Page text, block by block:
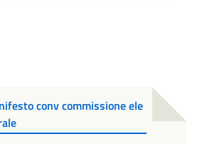
conv commissione ele